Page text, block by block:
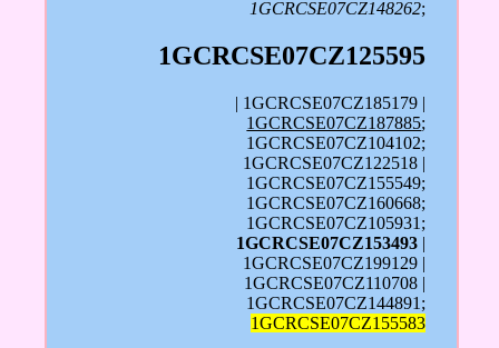
1GCRCSE07CZ148262;
1GCRCSE07CZ125595
| 1GCRCSE07CZ185179 |
1GCRCSE07CZ187885;
1GCRCSE07CZ104102;
1GCRCSE07CZ122518 |
1GCRCSE07CZ155549;
1GCRCSE07CZ160668;
1GCRCSE07CZ105931;
1GCRCSE07CZ153493 |
1GCRCSE07CZ199129 |
1GCRCSE07CZ110708 |
1GCRCSE07CZ144891;
1GCRCSE07CZ155583